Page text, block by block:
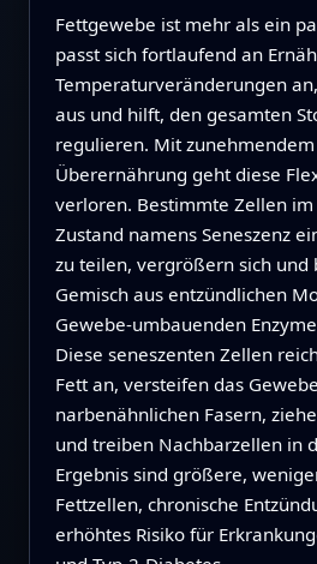
Fettgewebe ist mehr als ein
passt sich fortlaufend an
Temperaturveränderungen
aus und hilft, den gesamten
regulieren. Mit
Überernährung geht diese
verloren. Bestimmte Zellen
Zustand namens Seneszenz
zu teilen, vergrößern sich und
Gemisch aus entzündlichen
Gewebe-umbauenden
Diese seneszenten Zellen
Fett an, versteifen das
narbenähnlichen Fasern,
und treiben Nachbarzellen in
Ergebnis sind größere,
Fettzellen, chronische
erhöhtes Risiko für